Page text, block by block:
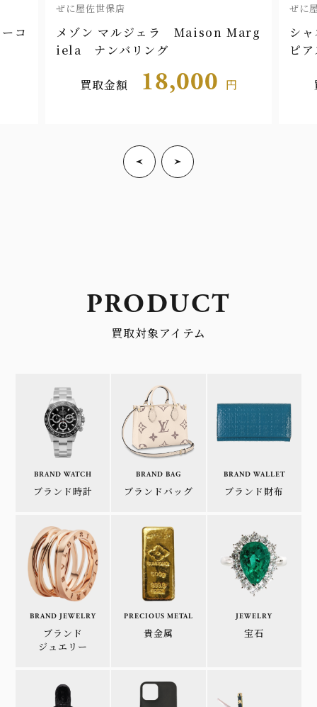
コ
ぜに屋佐世保店
メゾン マルジェラ Maison Marg
iela ナンバリング
買取金額 18,000 円
ぜに
シ
ピ
PRODUCT
買取対象アイテム
BRAND WATCH
ブランド時計
BRAND BAG
ブランドバッグ
BRAND WALLET
ブランド財布
BRAND JEWELRY
ブランド
ジュエリー
PRECIOUS METAL
貴金属
JEWELRY
宝石